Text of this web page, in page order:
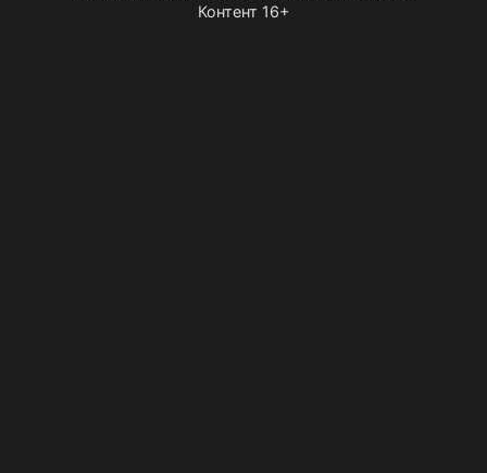
Контент 16+